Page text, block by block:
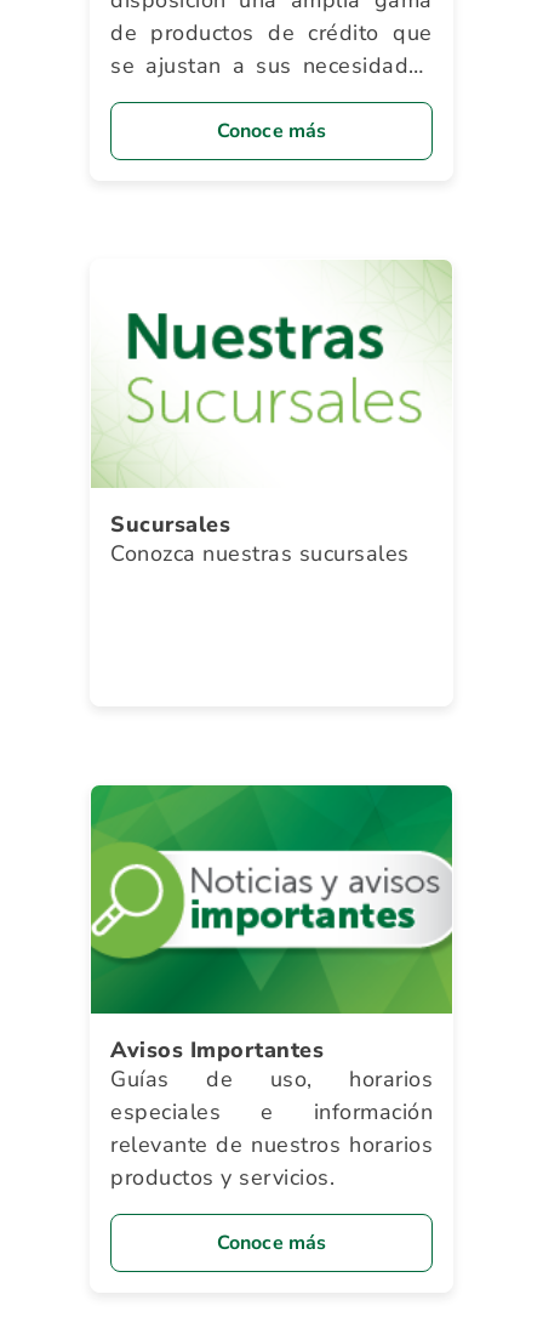
de productos de crédito que
se ajustan a sus necesidades
y le brindan innumerables
beneficios.Conoce más
Sucursales
Conozca nuestras sucursales
Avisos Importantes
Guías de uso, horarios
especiales e información
relevante de nuestros horarios
productos y servicios.
Conoce más